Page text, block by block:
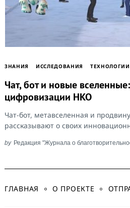
ЗНАНИЯ ИССЛЕДОВАНИЯ ТЕХНОЛОГИИ
Чат, бот и новые
цифровизации НКО
Чат-бот, метавселенная и
рассказывают о своих
by Редакция "Журнала о
ГЛАВНАЯ О ПРОЕКТЕ